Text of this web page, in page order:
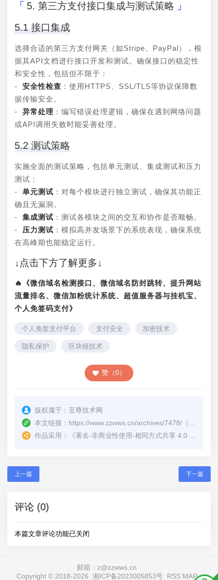
5. 第三方支付接口集成与测试策略
5.1 接口集成
选择合适的第三方支付网关（如Stripe、PayPal），根
据其API文档进行接口开发和测试。确保接口的稳定性
和安全性，包括但不限于：
- 安全性检查 ：使用HTTPS、SSL/TLS等协议保障数
据传输安全。
- 异常处理 ：编写错误处理逻辑，确保在遇到网络问题
或API调用失败时能妥善处理。
5.2 测试策略
实施全面的测试策略，包括单元测试、集成测试和压力
测试：
- 单元测试 ：对每个模块进行独立测试，确保其功能正
确且无漏洞。
- 集成测试 ：测试各模块之间的交互和协作是否顺畅。
- 压力测试 ：模拟高并发场景下的系统表现，确保系统
在高峰期也能稳定运行。
↓点击下方了解更多↓
🔥《微信域名检测接口、微信域名防封跳转、提升网站
流量排名、微信加粉统计系统、超值服务器与挂机宝、
个人免签码支付》
个人免签支付平台 支付安全 加密技术
隐私保护 区块链技术
赞（0）
版权属于： 至尊技术网
本文链接： https://www.zzwws.cn/archives/7478/ （转载时请注明本文出处及文章链接）
作品采用：
《署名-非商业性使用-相同方式共享 4.0 国际 (CC BY-NC-SA 4.0)
上一篇 下一篇
评论 (0)
本篇文章评论功能已关闭
邮箱：z@zzwws.cn
Copyright © 2018-2026 湘ICP备2023005853号 RSS MAP